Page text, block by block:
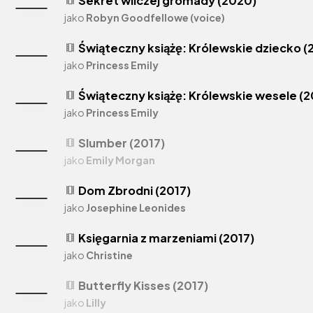
theaters Slumber (2017)
jako Emily Morgan
theaters Dom Zbrodni (2017)
jako Josephine Leonides
theaters Księgarnia z marzeniami (2017)
jako Christine
theaters Butterfly Kisses (2017)
jako Lilly
theaters Świąteczny książę: Królewskie wesele
jako Princess Emily
theaters Świąteczny książę: Królewskie dziecko
jako Princess Emily
jako Robyn Goodfellowe (voice)